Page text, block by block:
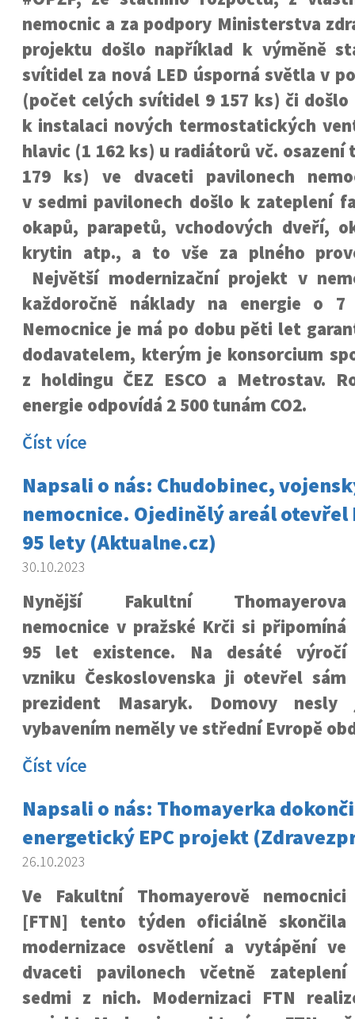
nemocnic a za podpory Ministerstva
projektu došlo například k výměně
svítidel za nová LED úsporná světla v
(počet celých svítidel 9 157 ks) či
k instalaci nových termostatických
hlavic (1 162 ks) u radiátorů vč. osazení
179 ks) ve dvaceti pavilonech
v sedmi pavilonech došlo k zateplení
okapů, parapetů, vchodových dveří,
krytin atp., a to vše za plného
Největší modernizační projekt v
každoročně náklady na energie o
Nemocnice je má po dobu pěti let
dodavatelem, kterým je konsorcium
z holdingu ČEZ ESCO a Metrostav.
energie odpovídá 2 500 tunám CO2.
Číst více
Napsali o nás: Chudobinec,
nemocnice. Ojedinělý areál otevřel
95 lety (Aktualne.cz)
30.10.2023
Nynější Fakultní Thomayerova
nemocnice v pražské Krči si připomíná
95 let existence. Na desáté výročí
vzniku Československa ji otevřel sám
prezident Masaryk. Domovy
vybavením neměly ve střední Evropě
Číst více
Napsali o nás: Thomayerka
energetický EPC projekt
26.10.2023
Ve Fakultní Thomayerově nemocnici
[FTN] tento týden oficiálně skončila
modernizace osvětlení a vytápění ve
dvaceti pavilonech včetně zateplení
sedmi z nich. Modernizaci FTN